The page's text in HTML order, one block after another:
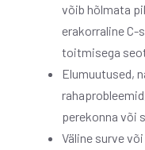
võib hõlmata
erakorraline C-
toitmisega
Elumuutused,
perekonna või
Väline surve